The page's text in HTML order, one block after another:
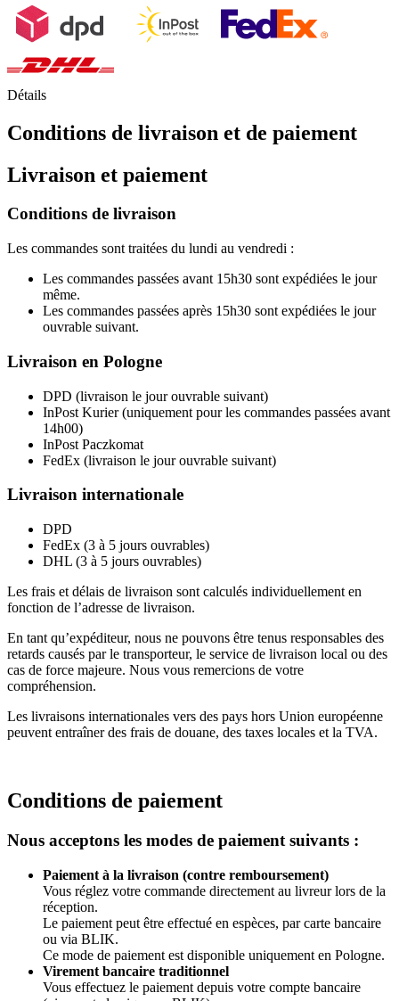
Détails
Conditions de livraison et de paiement
Livraison et paiement
Conditions de livraison
Les commandes sont traitées du lundi au vendredi :
Les commandes passées avant 15h30 sont expédiées le jour
même.
Les commandes passées après 15h30 sont expédiées le jour
ouvrable suivant.
Livraison en Pologne
DPD (livraison le jour ouvrable suivant)
InPost Kurier (uniquement pour les commandes passées avant
14h00)
InPost Paczkomat
FedEx (livraison le jour ouvrable suivant)
Livraison internationale
DPD
FedEx (3 à 5 jours ouvrables)
DHL (3 à 5 jours ouvrables)
Les frais et délais de livraison sont calculés individuellement en
fonction de l’adresse de livraison.
En tant qu’expéditeur, nous ne pouvons être tenus responsables des
retards causés par le transporteur, le service de livraison local ou des
cas de force majeure. Nous vous remercions de votre
compréhension.
Les livraisons internationales vers des pays hors Union européenne
peuvent entraîner des frais de douane, des taxes locales et la TVA.
Conditions de paiement
Nous acceptons les modes de paiement suivants :
Paiement à la livraison (contre remboursement)
Vous réglez votre commande directement au livreur lors de la
réception.
Le paiement peut être effectué en espèces, par carte bancaire
ou via BLIK.
Ce mode de paiement est disponible uniquement en Pologne.
Virement bancaire traditionnel
Vous effectuez le paiement depuis votre compte bancaire